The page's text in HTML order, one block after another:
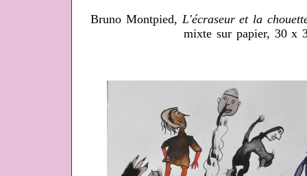
Bruno Montpied, L'écraseur et la
mixte sur papier, 30 x